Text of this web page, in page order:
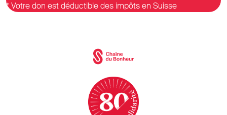
* Votre don est déductible des impôts en Suisse